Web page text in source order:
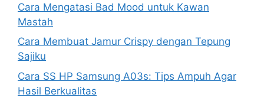
Cara Mengatasi Bad Mood untuk Kawan
Mastah
Cara Membuat Jamur Crispy dengan Tepung
Sajiku
Cara SS HP Samsung A03s: Tips Ampuh Agar
Hasil Berkualitas